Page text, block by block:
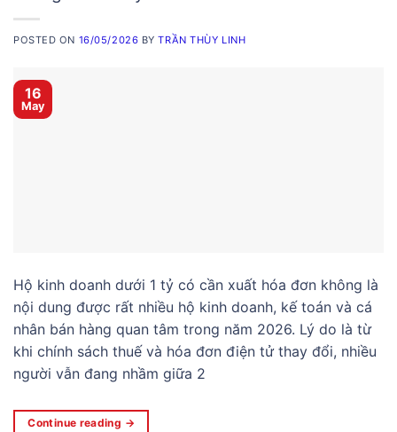
POSTED ON 16/05/2026 BYTRẦN THÙY LINH
16
May
Hộ kinh doanh dưới 1 tỷ có cần xuất hóa đơn không là
nội dung được rất nhiều hộ kinh doanh, kế toán và cá
nhân bán hàng quan tâm trong năm 2026. Lý do là từ
khi chính sách thuế và hóa đơn điện tử thay đổi, nhiều
người vẫn đang nhầm giữa 2
Continue reading →